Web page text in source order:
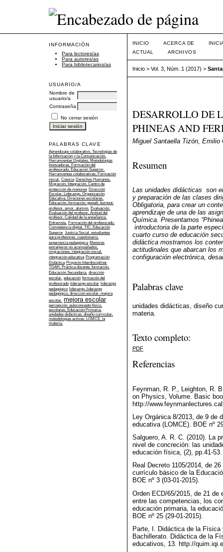
INFORMACIÓN
Para lectores/as
Para autores/as
Para bibliotecarios/as
USUARIO/A
Nombre de
usuario/a
Contraseña
No cerrar sesión
PALABRAS CLAVE
Aprendizaje colaborativo, Tecnologías de
la Información y la Comunicación,
Herramientas Digitales, Metodologías
Innovadoras, Formación del
profesorado, Educación Superior,
Herramientas colaborativas, Formación
inicial. Ciencia Derechos Humanos,
Migración, Integración, Centro de
protección de menores Dirección
Escolar, Liderazgo, Organización
Educativa, Directores escolares.
Educación, formación, gestalt, burnout,
profesor, amor, alumno. Evaluación,
Evaluación del profesor, Actitud del
profesor, Calidad de la enseñanza,
Entrevista. Formación del profesorado,
Competencia digital, TIC, Educación
Superior Justicia Social, estudiantes
para profesores, cuestionario,
experiencia pedagógica Menores
extranjeros no acompañados,
migraciones, integración social,
integración educativa Programación
Didáctica Proyecto Interdisciplinar
TDAH, Práctica docente, formación,
Educación Secundaria. dirección
escolar. educación formación del
profesorado liderazgo escolar liderazgo
pedagógico liderazgo, liderazgo
pedagógico, dirección escolar, mejora
escolar. mejora escolar
percepción, autoconcepto físico,
escolares, Educación Primaria.
unidades didácticas, diseño curricular,
metodologías activas, LOMCE, la
materia.
INICIO ACERCA DE
ACTUAL
ARCHIVOS
Inicio> Vol. 3, Núm. 1 (2017) >
DESARROLLO DE
PHINEAS AND
Miguel Santaella Tizón, Emilio
Resumen
Las unidades didácticas son
y preparación de las clases
Obligatoria, para crear un
aprendizaje de una de las
Química. Presentamos
introductoria de la parte
cuarto curso de educación
didáctica mostramos los
actitudinales que abarcan los
configuración electrónica,
Palabras clave
unidades didácticas, diseño
materia.
Texto completo:
PDF
Referencias
Feynman, R. P., Leighton, R.
on Physics, Volume. Basic
http://
Ley Orgánica 8/2013, de 9 de
educativa (LOMCE). BOE nº
Salguero, A. R. C. (2010). La
nivel de concreción: las
educación física, (2), pp.41-53.
Real Decreto 1105/2014, de
currículo básico de la
BOE nº 3 (03-01-2015).
Orden ECD/65/2015, de 21 de
entre las competencias, los
educación primaria, la
BOE nº 25 (29-01-2015).
Parte, I. Didáctica de la
Bachillerato. Didáctica de la
educativos, 13. http://